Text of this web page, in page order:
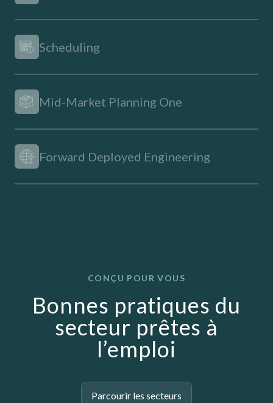
Scheduling
Mid-Market Planning One
Forward Deployed Engineering
CONÇU POUR VOUS
Bonnes pratiques du
secteur prêtes à
l’emploi
Parcourir les secteurs